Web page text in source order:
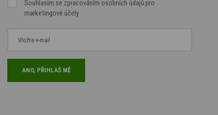
Souhlasím se zpracováním osobních údajů pro
marketingové účely